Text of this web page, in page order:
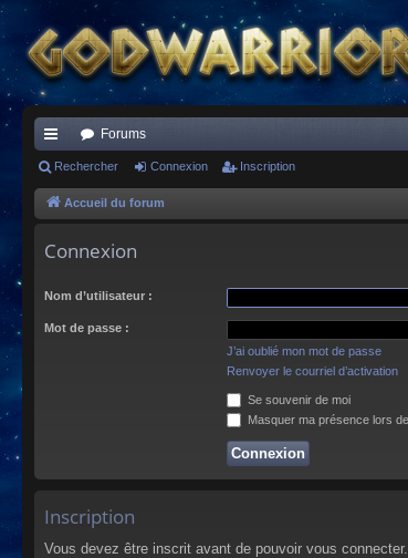
ac
co
s
Forums
Rechercher Connexion Inscription
Accueil du forum
Connexion
Nom d’utilisateur :
Mot de passe :
J’ai oublié mon mot de passe
Renvoyer le courriel d’activation
Se souvenir de moi
Masquer ma présence lors
Inscription
Vous devez être inscrit avant de pouvoir vous